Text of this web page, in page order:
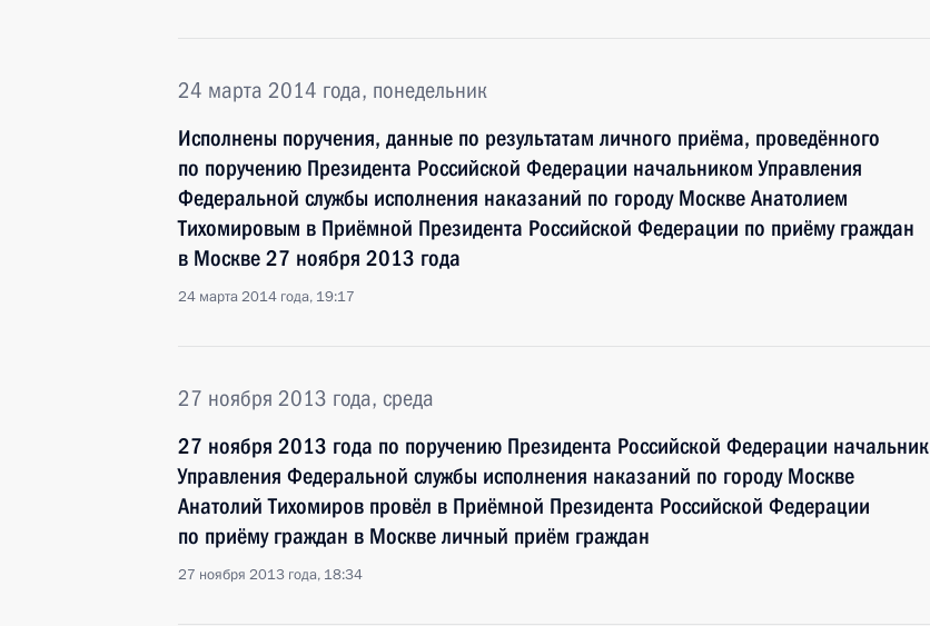
24 марта 2014 года, понедельник
Исполнены поручения, данные по результатам личного приёма, проведённого
по поручению Президента Российской Федерации начальником Управления
Федеральной службы исполнения наказаний по городу Москве Анатолием
Тихомировым в Приёмной Президента Российской Федерации по приёму граждан
в Москве 27 ноября 2013 года
24 марта 2014 года, 19:17
27 ноября 2013 года, среда
27 ноября 2013 года по поручению Президента Российской Федерации начальник
Управления Федеральной службы исполнения наказаний по городу Москве
Анатолий Тихомиров провёл в Приёмной Президента Российской Федерации
по приёму граждан в Москве личный приём граждан
27 ноября 2013 года, 18:34